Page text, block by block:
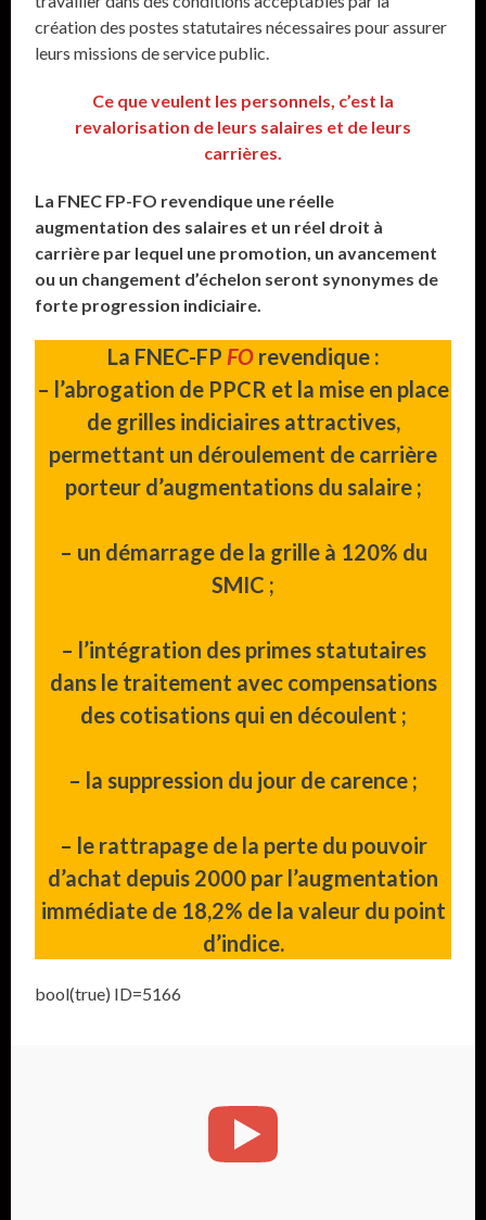
création des postes statutaires nécessaires pour assurer
leurs missions de service public.
Ce que veulent les personnels, c’est la
revalorisation de leurs salaires et de leurs
carrières.
La FNEC FP-FO revendique une réelle
augmentation des salaires et un réel droit à
carrière par lequel une promotion, un avancement
ou un changement d’échelon seront synonymes de
forte progression indiciaire.
La FNEC-FP FOrevendique :
– l’abrogation de PPCR et la mise en place
de grilles indiciaires attractives,
permettant un déroulement de carrière
porteur d’augmentations du salaire ;
– un démarrage de la grille à 120% du
SMIC ;
– l’intégration des primes statutaires
dans le traitement avec compensations
des cotisations qui en découlent ;
– la suppression du jour de carence ;
– le rattrapage de la perte du pouvoir
d’achat depuis 2000 par l’augmentation
immédiate de 18,2% de la valeur du point
d’indice.
bool(true) ID=5166